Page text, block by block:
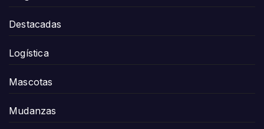
Destacadas
Logística
Mascotas
Mudanzas